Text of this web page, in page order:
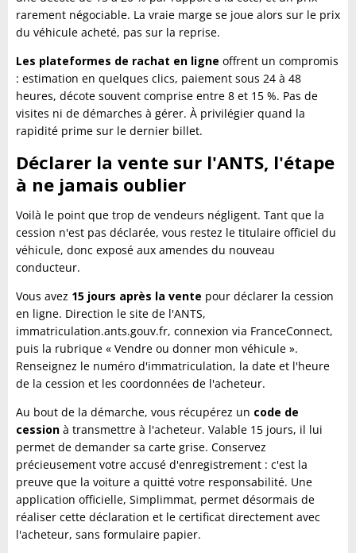
rarement négociable. La vraie marge se joue alors sur le prix
du véhicule acheté, pas sur la reprise.
Les plateformes de rachat en ligne offrent un compromis
: estimation en quelques clics, paiement sous 24 à 48
heures, décote souvent comprise entre 8 et 15 %. Pas de
visites ni de démarches à gérer. À privilégier quand la
rapidité prime sur le dernier billet.
Déclarer la vente sur l'ANTS, l'étape
à ne jamais oublier
Voilà le point que trop de vendeurs négligent. Tant que la
cession n'est pas déclarée, vous restez le titulaire officiel du
véhicule, donc exposé aux amendes du nouveau
conducteur.
Vous avez 15 jours après la vente pour déclarer la cession
en ligne. Direction le site de l'ANTS,
immatriculation.ants.gouv.fr, connexion via FranceConnect,
puis la rubrique « Vendre ou donner mon véhicule ».
Renseignez le numéro d'immatriculation, la date et l'heure
de la cession et les coordonnées de l'acheteur.
Au bout de la démarche, vous récupérez un code de
cession à transmettre à l'acheteur. Valable 15 jours, il lui
permet de demander sa carte grise. Conservez
précieusement votre accusé d'enregistrement : c'est la
preuve que la voiture a quitté votre responsabilité. Une
application officielle, Simplimmat, permet désormais de
réaliser cette déclaration et le certificat directement avec
l'acheteur, sans formulaire papier.